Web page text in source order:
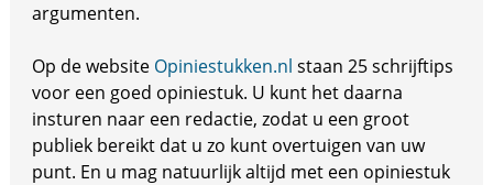
argumenten.
Op de website Opiniestukken.nl staan 25 schrijftips
voor een goed opiniestuk. U kunt het daarna
insturen naar een redactie, zodat u een groot
publiek bereikt dat u zo kunt overtuigen van uw
punt. En u mag natuurlijk altijd met een opiniestuk